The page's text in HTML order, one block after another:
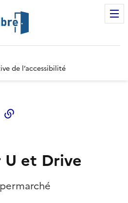
de l’accessibilité
Twitter)
U et Drive